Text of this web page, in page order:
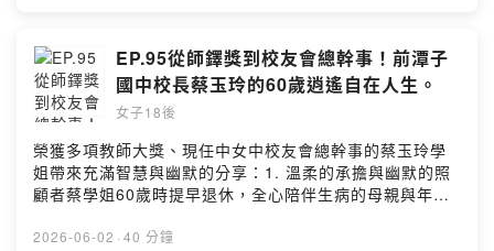
為傳遞溫暖與希望的力量。節目尾聲由劉于新帶大家做價
格博弈的正念練習．留言告訴我你對這一集的想法：
https://open.firstory.me/user/ckuccl4c81sli0827jl16cz
1p/commentsPowered by Firstory Hosting
望這股正面能量也能陪伴大家走過第二次青春期；並強調
在面對變故時，應接納自己，建立自信並尋求專業協助。*
堅持守護親子關係李雅蒂為此尋求心理諮商，療癒失婚傷
痛，並立刻展開親子關係修復。即使面臨阻礙，無法見面
及通話，她仍以樂觀形象傳遞關懷，確保孩子明白即便父
母離異，這份愛也永遠不會改變。*伶珠解析雅蒂的心結專
家陳伶珠建議嘗試理解前夫立場以解開心結。療癒核心在
於回歸自身，而非執著於對方的答案。將傷痛轉化為學習
養分，學會放下恨意，並將心力投入自我照顧與快樂，才
EP.95從師鐸獎到校友會總幹事！前潭子
國中校長蔡玉玲的60歲逍遙自在人生。
女子18後
榮獲多項教師大獎、現任中女中校友會總幹事的蔡玉玲學
姐帶來充滿智慧與幽默的分享：1. 溫柔的承擔與幽默的照
顧者蔡學姐60歲時提早退休，全心陪伴生病的母親與年邁
個案公司總經理」，深信「父母陪我們長大，我們陪他終
2026-06-02 · 40 分鐘